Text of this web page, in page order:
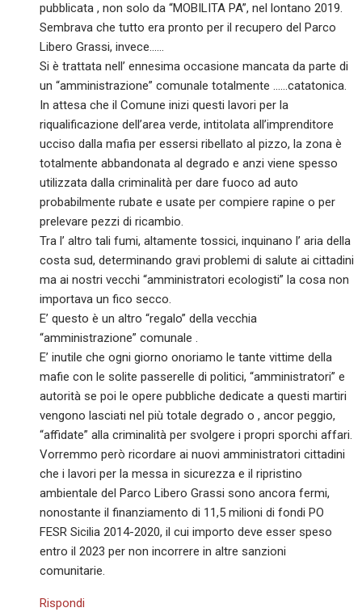
pubblicata , non solo da “MOBILITA PA”, nel lontano 2019.
Sembrava che tutto era pronto per il recupero del Parco
Libero Grassi, invece……
Si è trattata nell’ ennesima occasione mancata da parte di
un “amministrazione” comunale totalmente ……catatonica.
In attesa che il Comune inizi questi lavori per la
riqualificazione dell’area verde, intitolata all’imprenditore
ucciso dalla mafia per essersi ribellato al pizzo, la zona è
totalmente abbandonata al degrado e anzi viene spesso
utilizzata dalla criminalità per dare fuoco ad auto
probabilmente rubate e usate per compiere rapine o per
prelevare pezzi di ricambio.
Tra l’ altro tali fumi, altamente tossici, inquinano l’ aria della
costa sud, determinando gravi problemi di salute ai cittadini
ma ai nostri vecchi “amministratori ecologisti” la cosa non
importava un fico secco.
E’ questo è un altro “regalo” della vecchia
“amministrazione” comunale .
E’ inutile che ogni giorno onoriamo le tante vittime della
mafie con le solite passerelle di politici, “amministratori” e
autorità se poi le opere pubbliche dedicate a questi martiri
vengono lasciati nel più totale degrado o , ancor peggio,
“affidate” alla criminalità per svolgere i propri sporchi affari.
Vorremmo però ricordare ai nuovi amministratori cittadini
che i lavori per la messa in sicurezza e il ripristino
ambientale del Parco Libero Grassi sono ancora fermi,
nonostante il finanziamento di 11,5 milioni di fondi PO
FESR Sicilia 2014-2020, il cui importo deve esser speso
entro il 2023 per non incorrere in altre sanzioni
comunitarie.
Rispondi